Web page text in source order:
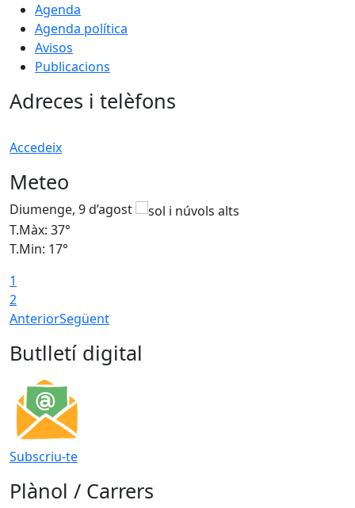
Agenda
Agenda política
Avisos
Publicacions
Adreces i telèfons
Accedeix
Meteo
Diumenge, 9 d’agost
T.Màx: 37°
T.Min: 17°
1
2
AnteriorSegüent
Butlletí digital
Subscriu-te
Plànol / Carrers